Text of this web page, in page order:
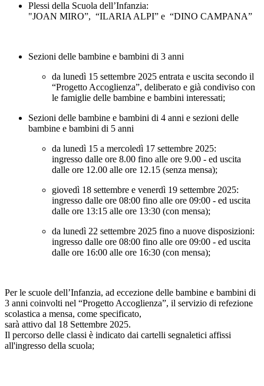
Plessi della Scuola dell’Infanzia:
"JOAN MIRO”, “ILARIA ALPI” e “DINO CAMPANA”
Sezioni delle bambine e bambini di 3 anni
da lunedì 15 settembre 2025 entrata e uscita secondo il
“Progetto Accoglienza”, deliberato e già condiviso con
le famiglie delle bambine e bambini interessati;
Sezioni delle bambine e bambini di 4 anni e sezioni delle
bambine e bambini di 5 anni
da lunedì 15 a mercoledì 17 settembre 2025:
ingresso dalle ore 8.00 fino alle ore 9.00 - ed uscita
dalle ore 12.00 alle ore 12.15 (senza mensa);
giovedì 18 settembre e venerdì 19 settembre 2025:
ingresso dalle ore 08:00 fino alle ore 09:00 - ed uscita
dalle ore 13:15 alle ore 13:30 (con mensa);
da lunedì 22 settembre 2025 fino a nuove disposizioni:
ingresso dalle ore 08:00 fino alle ore 09:00 - ed uscita
dalle ore 16:00 alle ore 16:30 (con mensa);
Per le scuole dell’Infanzia, ad eccezione delle bambine e bambini di
3 anni coinvolti nel “Progetto Accoglienza”, il servizio di refezione
scolastica a mensa, come specificato,
sarà attivo dal 18 Settembre 2025.
Il percorso delle classi è indicato dai cartelli segnaletici affissi
all'ingresso della scuola;